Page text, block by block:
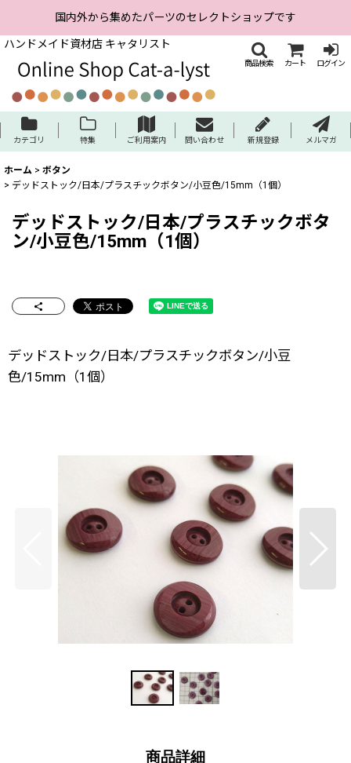
国内外から集めたパーツのセレクトショップです
ハンドメイド資材店 キャタリスト
商品検索 カート ログイン
カテゴリ 特集 ご利用案内 問い合わせ 新規登録 メルマガ
ホーム > ボタン
> デッドストック/日本/プラスチックボタン/小豆色/15mm（1個）
デッドストック/日本/プラスチックボタ
ン/小豆色/15mm（1個）
デッドストック/日本/プラスチックボタン/小豆
色/15mm（1個）
商品詳細